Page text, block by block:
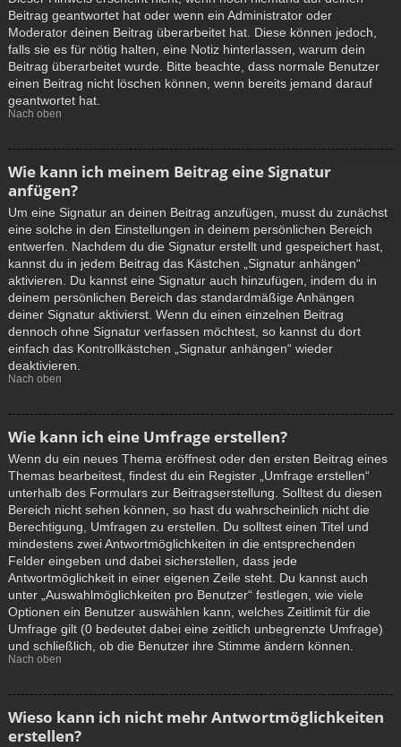
Beitrag geantwortet hat oder wenn ein Administrator oder
Moderator deinen Beitrag überarbeitet hat. Diese können jedoch,
falls sie es für nötig halten, eine Notiz hinterlassen, warum dein
Beitrag überarbeitet wurde. Bitte beachte, dass normale Benutzer
einen Beitrag nicht löschen können, wenn bereits jemand darauf
geantwortet hat.
Nach oben
Wie kann ich meinem Beitrag eine Signatur
anfügen?
Um eine Signatur an deinen Beitrag anzufügen, musst du zunächst
eine solche in den Einstellungen in deinem persönlichen Bereich
entwerfen. Nachdem du die Signatur erstellt und gespeichert hast,
kannst du in jedem Beitrag das Kästchen „Signatur anhängen“
aktivieren. Du kannst eine Signatur auch hinzufügen, indem du in
deinem persönlichen Bereich das standardmäßige Anhängen
deiner Signatur aktivierst. Wenn du einen einzelnen Beitrag
dennoch ohne Signatur verfassen möchtest, so kannst du dort
einfach das Kontrollkästchen „Signatur anhängen“ wieder
deaktivieren.
Nach oben
Wie kann ich eine Umfrage erstellen?
Wenn du ein neues Thema eröffnest oder den ersten Beitrag eines
Themas bearbeitest, findest du ein Register „Umfrage erstellen“
unterhalb des Formulars zur Beitragserstellung. Solltest du diesen
Bereich nicht sehen können, so hast du wahrscheinlich nicht die
Berechtigung, Umfragen zu erstellen. Du solltest einen Titel und
mindestens zwei Antwortmöglichkeiten in die entsprechenden
Felder eingeben und dabei sicherstellen, dass jede
Antwortmöglichkeit in einer eigenen Zeile steht. Du kannst auch
unter „Auswahlmöglichkeiten pro Benutzer“ festlegen, wie viele
Optionen ein Benutzer auswählen kann, welches Zeitlimit für die
Umfrage gilt (0 bedeutet dabei eine zeitlich unbegrenzte Umfrage)
und schließlich, ob die Benutzer ihre Stimme ändern können.
Nach oben
Wieso kann ich nicht mehr Antwortmöglichkeiten
erstellen?